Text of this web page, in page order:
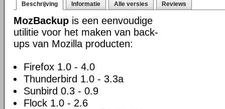
Beschrijving Informatie Alle versies Reviews
MozBackup is een eenvoudige
utilitie voor het maken van back-
ups van Mozilla producten:
Firefox 1.0 - 4.0
Thunderbird 1.0 - 3.3a
Sunbird 0.3 - 0.9
Flock 1.0 - 2.6